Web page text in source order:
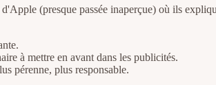
d'Apple (presque passée inaperçue) où ils
à mettre en avant dans les publicités.
pérenne, plus responsable.